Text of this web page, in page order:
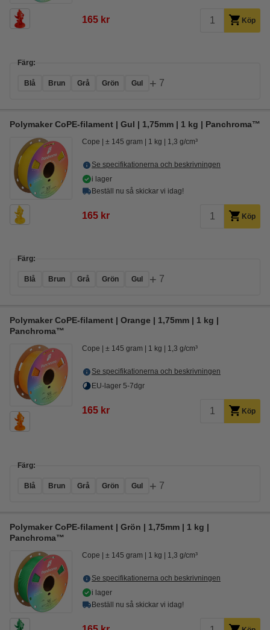
165 kr Köp
Färg:
Blå Brun Grå Grön Gul + 7
Polymaker CoPE-filament | Gul | 1,75mm | 1 kg | Panchroma™
Cope ± 145 gram 1 kg 1,3 g/cm³
Se specifikationerna och beskrivningen
i lager
Beställ nu så skickar vi idag!
165 kr Köp
Färg:
Blå Brun Grå Grön Gul + 7
Polymaker CoPE-filament | Orange | 1,75mm | 1 kg |
Panchroma™
Cope ± 145 gram 1 kg 1,3 g/cm³
Se specifikationerna och beskrivningen
EU-lager 5-7dgr
165 kr Köp
Färg:
Blå Brun Grå Grön Gul + 7
Polymaker CoPE-filament | Grön | 1,75mm | 1 kg |
Panchroma™
Cope ± 145 gram 1 kg 1,3 g/cm³
Se specifikationerna och beskrivningen
i lager
Beställ nu så skickar vi idag!